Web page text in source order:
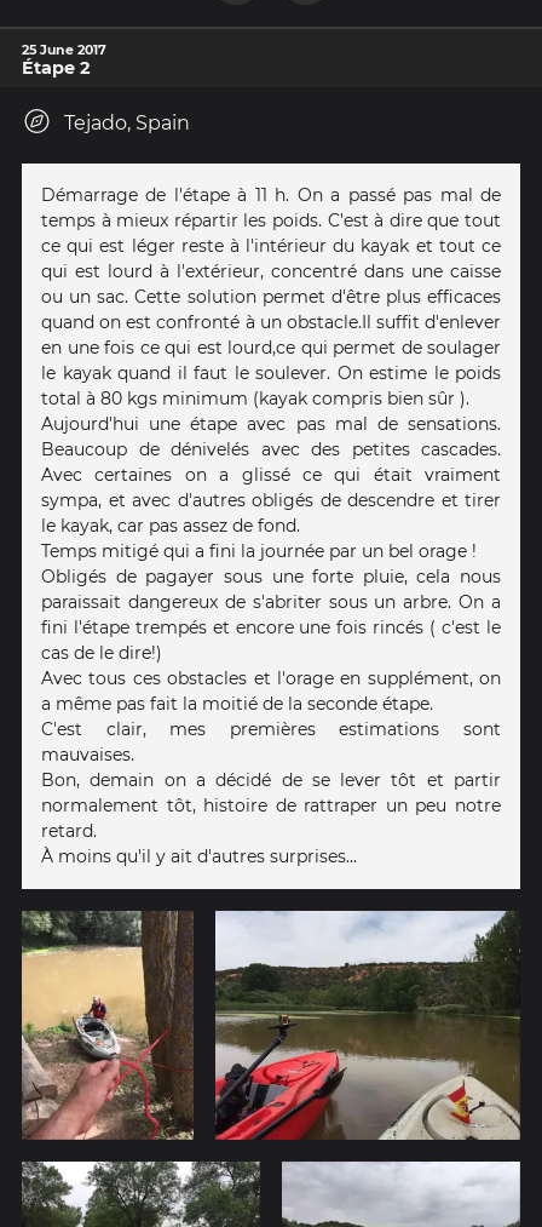
25 June 2017
Étape 2
Tejado, Spain
Démarrage de l'étape à 11 h. On a passé pas mal de
temps à mieux répartir les poids. C'est à dire que tout
ce qui est léger reste à l'intérieur du kayak et tout ce
qui est lourd à l'extérieur, concentré dans une caisse
ou un sac. Cette solution permet d'être plus efficaces
quand on est confronté à un obstacle.Il suffit d'enlever
en une fois ce qui est lourd,ce qui permet de soulager
le kayak quand il faut le soulever. On estime le poids
total à 80 kgs minimum (kayak compris bien sûr ).
Aujourd'hui une étape avec pas mal de sensations.
Beaucoup de dénivelés avec des petites cascades.
Avec certaines on a glissé ce qui était vraiment
sympa, et avec d'autres obligés de descendre et tirer
le kayak, car pas assez de fond.
Temps mitigé qui a fini la journée par un bel orage !
Obligés de pagayer sous une forte pluie, cela nous
paraissait dangereux de s'abriter sous un arbre. On a
fini l'étape trempés et encore une fois rincés ( c'est le
cas de le dire!)
Avec tous ces obstacles et l'orage en supplément, on
a même pas fait la moitié de la seconde étape.
C'est clair, mes premières estimations sont
mauvaises.
Bon, demain on a décidé de se lever tôt et partir
normalement tôt, histoire de rattraper un peu notre
retard.
À moins qu'il y ait d'autres surprises...